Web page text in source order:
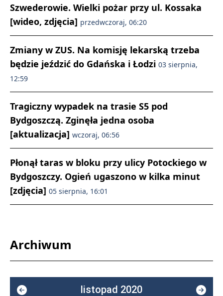
Szwederowie. Wielki pożar przy ul. Kossaka
[wideo, zdjęcia] przedwczoraj, 06:20
Zmiany w ZUS. Na komisję lekarską trzeba
będzie jeździć do Gdańska i Łodzi 03 sierpnia,
12:59
Tragiczny wypadek na trasie S5 pod
Bydgoszczą. Zginęła jedna osoba
[aktualizacja] wczoraj, 06:56
Płonął taras w bloku przy ulicy Potockiego w
Bydgoszczy. Ogień ugaszono w kilka minut
[zdjęcia] 05 sierpnia, 16:01
Archiwum
listopad 2020